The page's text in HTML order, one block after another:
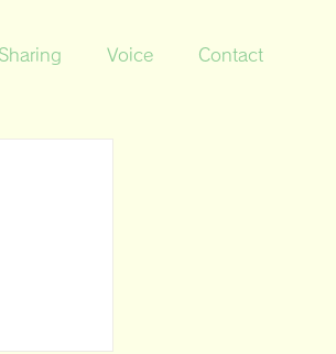
Sharing Voice Contact